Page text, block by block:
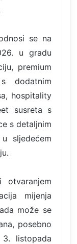
se na
u gradu
premium
dodatnim
hospitality
susreta s
s detaljnim
sljedećem
otvaranjem
mijenja
može se
posebno
listopada